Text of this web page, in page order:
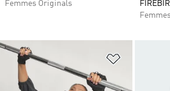
Femmes Originals
Ajouter à